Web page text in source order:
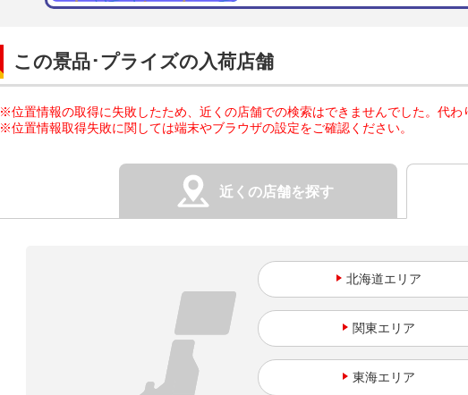
この景品･プライズの入荷店舗
※位置情報の取得に失敗したため、近くの店舗での検索はできませんでした。代
※位置情報取得失敗に関しては端末やブラウザの設定をご確認ください。
近くの店舗を探す
北海道
関東
東海